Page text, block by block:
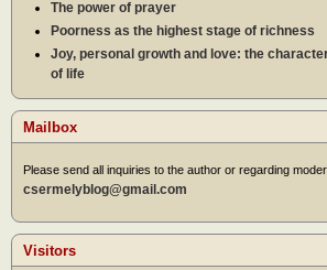
The power of prayer
Poorness as the highest stage of richness
Joy, personal growth and love: the
of life
Mailbox
Please send all inquiries to the author or regarding
csermelyblog@gmail.com
Visitors